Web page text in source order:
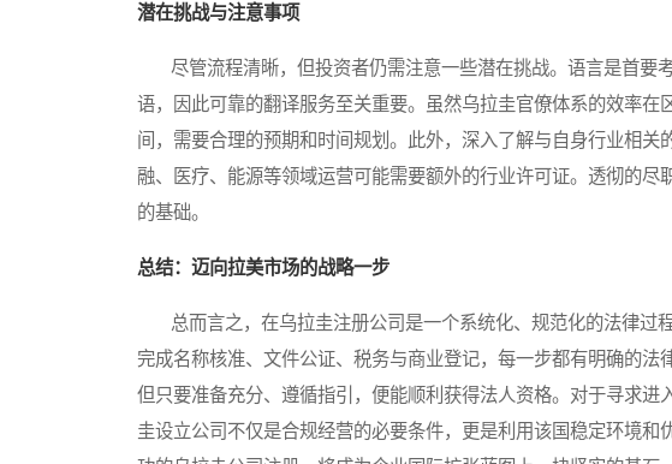
潜在挑战与注意事项
尽管流程清晰，但投资者仍需注意一些潜在挑战。语言是首要
语，因此可靠的翻译服务至关重要。虽然乌拉圭官僚体系的效率
间，需要合理的预期和时间规划。此外，深入了解与自身行业相
融、医疗、能源等领域运营可能需要额外的行业许可证。透彻的
的基础。
总结：迈向拉美市场的战略一步
总而言之，在乌拉圭注册公司是一个系统化、规范化的法律过
完成名称核准、文件公证、税务与商业登记，每一步都有明确的法
但只要准备充分、遵循指引，便能顺利获得法人资格。对于寻求
圭设立公司不仅是合规经营的必要条件，更是利用该国稳定环境